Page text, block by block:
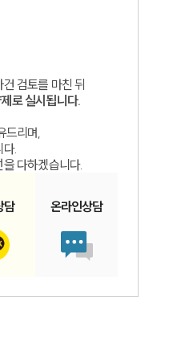
검토를 마친 뒤
로 실시됩니다.
드리며,
.
다하겠습니다.
담 온라인상담